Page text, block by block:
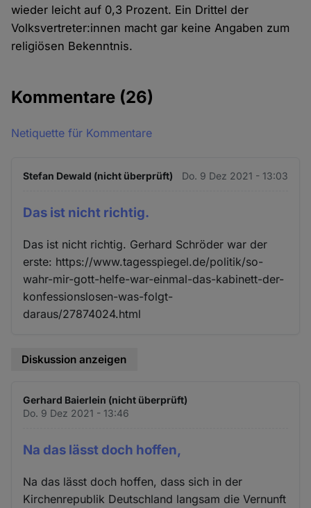
wieder leicht auf 0,3 Prozent. Ein Drittel der
Volksvertreter:innen macht gar keine Angaben zum
religiösen Bekenntnis.
Kommentare (26)
Netiquette für Kommentare
Stefan Dewald (nicht überprüft) Do. 9 Dez 2021 - 13:03
Das ist nicht richtig.
Das ist nicht richtig. Gerhard Schröder war der
erste: https://www.tagesspiegel.de/politik/so-
wahr-mir-gott-helfe-war-einmal-das-kabinett-der-
konfessionslosen-was-folgt-
daraus/27874024.html
Diskussion anzeigen
Gerhard Baierlein (nicht überprüft)
Do. 9 Dez 2021 - 13:46
Na das lässt doch hoffen,
Na das lässt doch hoffen, dass sich in der
Kirchenrepublik Deutschland langsam die Vernunft